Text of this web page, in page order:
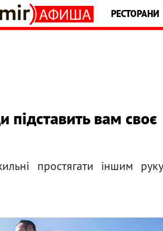
РЕСТОРАНИ
підставить вам своє
простягати іншим руку